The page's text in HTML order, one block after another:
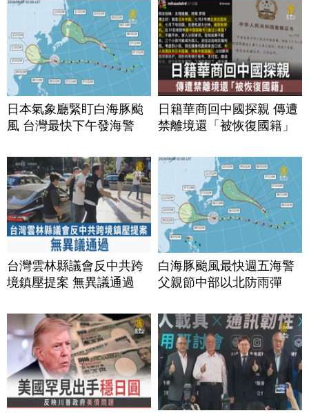
日本氣象廳緊盯白海豚颱
風 台灣最快下午發海警
日籍華商回中國探親 傳遭
禁離境還「被恢復國籍」
台灣雲林縣議會反中共跨
境鎮壓提案 無異議通過
白海豚颱風最快週五海警
父親節中部以北防雨彈